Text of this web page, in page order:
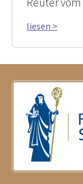
liesen >